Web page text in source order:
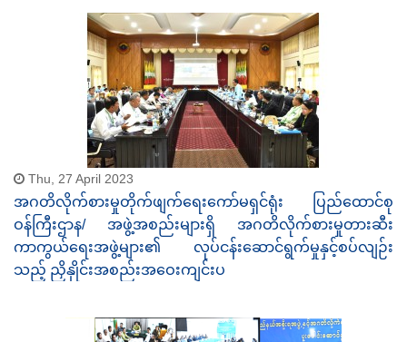
Thu, 27 April 2023
အဂတိလိုက်စားမှုတိုက်ဖျက်ရေးကော်မရှင်ရုံး ပြည်ထောင်စု
ဝန်ကြီးဌာန/ အဖွဲ့အစည်းများရှိ အဂတိလိုက်စားမှုတားဆီး
ကာကွယ်ရေးအဖွဲ့များ၏ လုပ်ငန်းဆောင်ရွက်မှုနှင့်စပ်လျဉ်း
သည့် ညှိနှိုင်းအစည်းအဝေးကျင်းပ